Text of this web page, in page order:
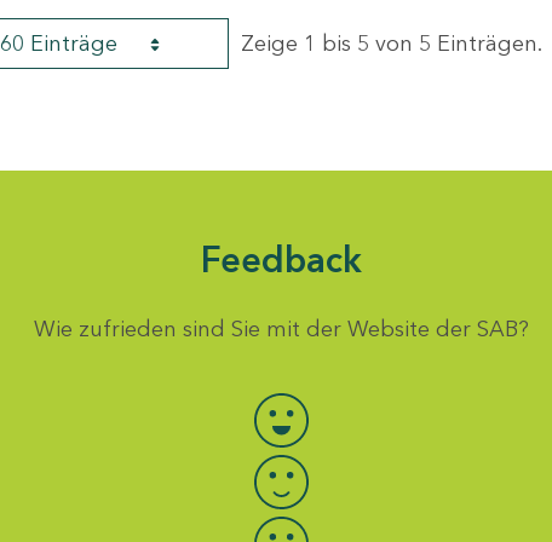
60 Einträge Zeige 1 bis 5 von 5 Einträgen.
Feedback
Wie zufrieden sind Sie mit der Website der SAB?
Bewertung auswählen